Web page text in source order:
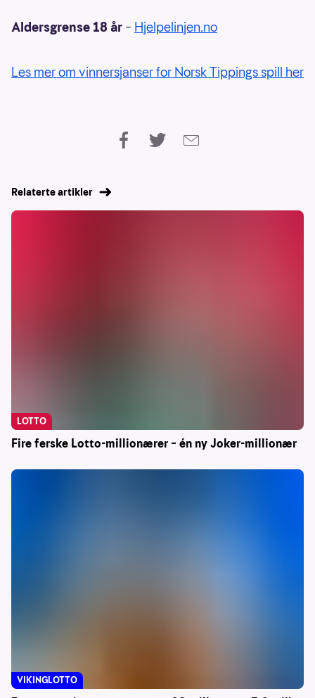
Aldersgrense 18 år – Hjelpelinjen.no
Les mer om vinnersjanser for Norsk Tippings spill her
Relaterte artikler
Fire ferske Lotto-millionærer – én ny Joker-millionær
LOTTO
VIKINGLOTTO